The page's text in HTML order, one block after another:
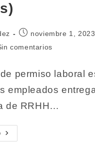
Publicación
noviembre 1, 2023
comentarios
permiso laboral
empleados
de RRHH…
Solicitud
De